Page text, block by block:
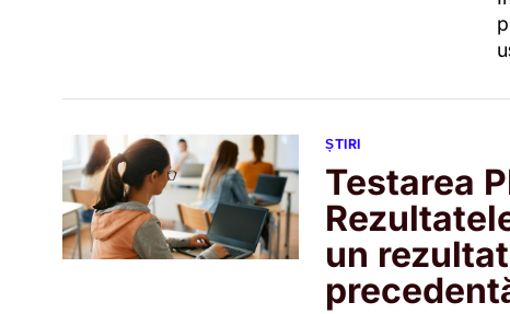
ȘTIRI
Testarea
un